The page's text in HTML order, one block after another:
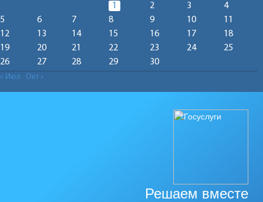
1
2 3
4
5
6 7 8 9 10
11
12
13 14 15 16 17
18
19
20 21 22 23 24
25
26
27 28 29 30
« Июл Окт »
Решаем вместе